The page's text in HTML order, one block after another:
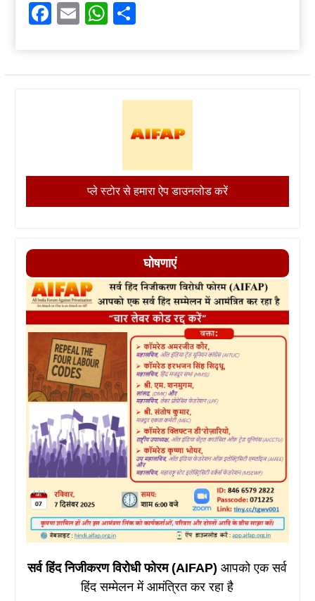
Facebook
EmailWhatsApp
प्ले स्टोर से हमारा ऐप डाउनलोड करें
घोषणाएं
सर्व हिंद निजीकरण विरोधी फोरम (AIFAP)आपको एक सर्व
हिंद सम्मेलन में आमंत्रित कर रहा है